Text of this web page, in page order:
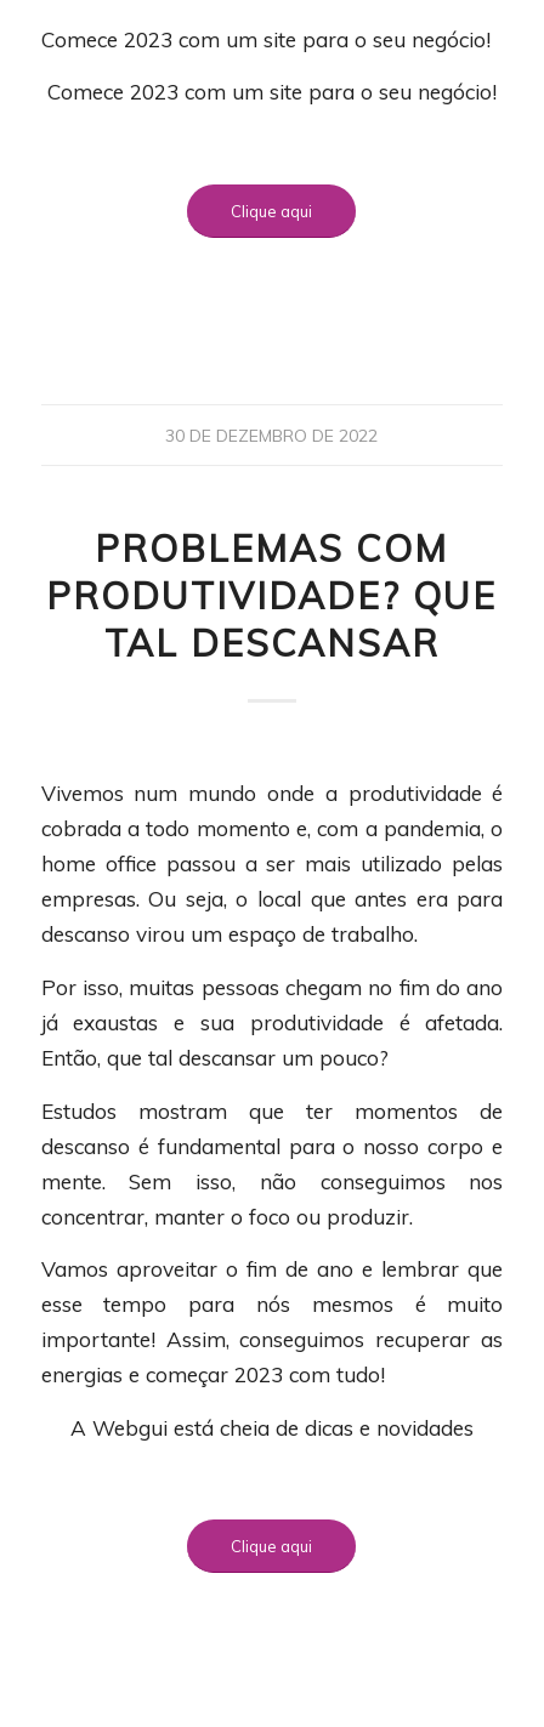
Comece 2023 com um site para o seu negócio!
Comece 2023 com um site para o seu negócio!
Clique aqui
30 DE DEZEMBRO DE 2022
PROBLEMAS COM
PRODUTIVIDADE? QUE
TAL DESCANSAR
Vivemos num mundo onde a produtividade é
cobrada a todo momento e, com a pandemia, o
home office passou a ser mais utilizado pelas
empresas. Ou seja, o local que antes era para
descanso virou um espaço de trabalho.
Por isso, muitas pessoas chegam no fim do ano
já exaustas e sua produtividade é afetada.
Então, que tal descansar um pouco?
Estudos mostram que ter momentos de
descanso é fundamental para o nosso corpo e
mente. Sem isso, não conseguimos nos
concentrar, manter o foco ou produzir.
Vamos aproveitar o fim de ano e lembrar que
esse tempo para nós mesmos é muito
importante! Assim, conseguimos recuperar as
energias e começar 2023 com tudo!
A Webgui está cheia de dicas e novidades
Clique aqui